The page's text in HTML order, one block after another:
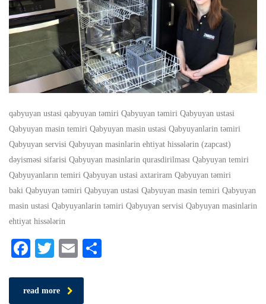
qabyuyan ustasi qabyuyan təmiri Qabyuyan təmiri Qabyuyan ustasi
Qabyuyan masin temiri Qabyuyan masin ustasi Qabyuyanlarin təmiri
Qabyuyan servisi Qabyuyan masinlarin ehtiyat hissələrin (zapcast)
dəyisməsi sifarisi Qabyuyan masinlarin qurasdirilması Qabyuyan temiri
Qabyuyanların temiri Qabyuyan ustasi axtariram Qabyuyan təmiri
baki Qabyuyan təmiri Qabyuyan ustasi Qabyuyan masin temiri Qabyuyan
masin ustasi Qabyuyanlarin təmiri Qabyuyan servisi Qabyuyan masinlarin
ehtiyat hissələrin
Facebook
TwitterEmail
read more